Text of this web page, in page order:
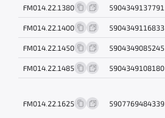
FM014.22.1380 5904349137791
FM014.22.1400 5904349116833
FM014.22.1450 5904349085245
FM014.22.1485 5904349108180
FM014.22.1625 5907769484339